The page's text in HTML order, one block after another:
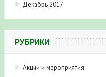
Декабрь 2017
РУБРИКИ
Акции и мероприятия